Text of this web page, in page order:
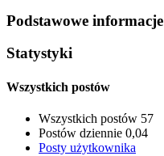
Podstawowe informacje
Statystyki
Wszystkich postów
Wszystkich postów 57
Postów dziennie 0,04
Posty użytkownika